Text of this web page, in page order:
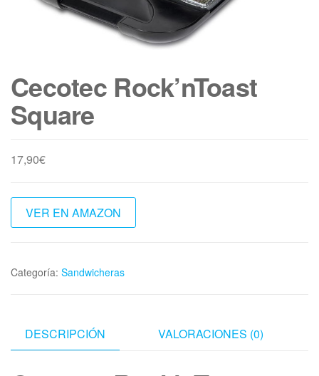
Cecotec Rock’nToast
Square
17,90€
VER EN AMAZON
Categoría: Sandwicheras
DESCRIPCIÓN VALORACIONES (0)